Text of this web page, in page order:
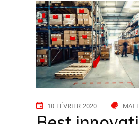
10 FÉVRIER 2020